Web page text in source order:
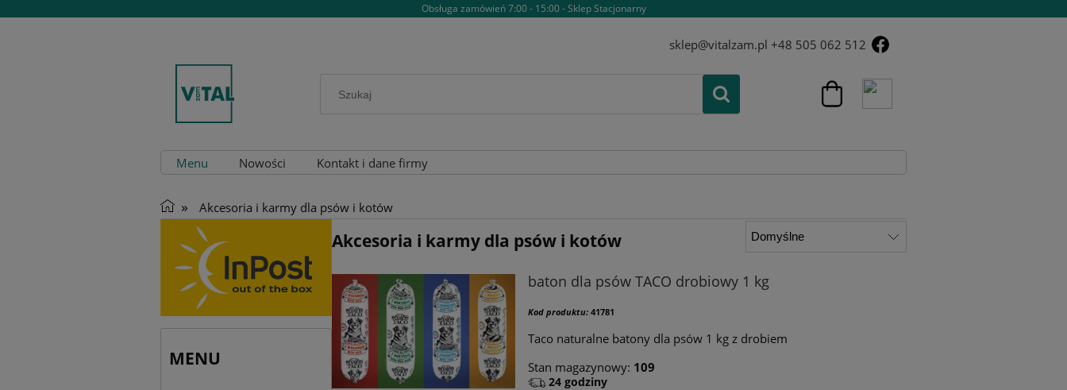
Obsługa zamówień 7:00 - 15:00 - Sklep Stacjonarny
sklep@vitalzam.pl +48 505 062 512
Menu Nowości Kontakt i dane firmy
» Akcesoria i karmy dla psów i kotów
MENU
Akcesoria i karmy dla psów i kotów
baton dla psów TACO drobiowy 1 kg
Kod produktu: 41781
Taco naturalne batony dla psów 1 kg z drobiem
Stan magazynowy: 109
24 godziny